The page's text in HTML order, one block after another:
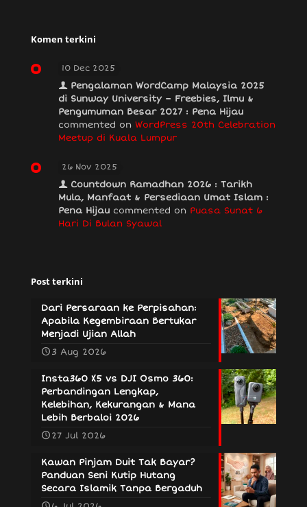
Komen terkini
10 Dec 2025
Pengalaman WordCamp Malaysia 2025
di Sunway University – Freebies, Ilmu &
Pengumuman Besar 2027 : Pena Hijau
commented on WordPress 20th Celebration
Meetup di Kuala Lumpur
26 Nov 2025
Countdown Ramadhan 2026 : Tarikh
Mula, Manfaat & Persediaan Umat Islam :
Pena Hijau commented on Puasa Sunat 6
Hari Di Bulan Syawal
Post terkini
Dari Persaraan ke Perpisahan:
Apabila Kegembiraan Bertukar
Menjadi Ujian Allah
3 Aug 2026
Insta360 X5 vs DJI Osmo 360:
Perbandingan Lengkap,
Kelebihan, Kekurangan & Mana
Lebih Berbaloi 2026
27 Jul 2026
Kawan Pinjam Duit Tak Bayar?
Panduan Seni Kutip Hutang
Secara Islamik Tanpa Bergaduh